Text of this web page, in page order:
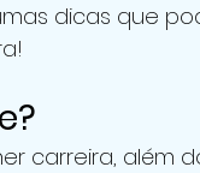
dicas que
carreira, além